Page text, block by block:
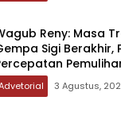
Reny: Masa
Sigi Berakhir,
3 Agustus,